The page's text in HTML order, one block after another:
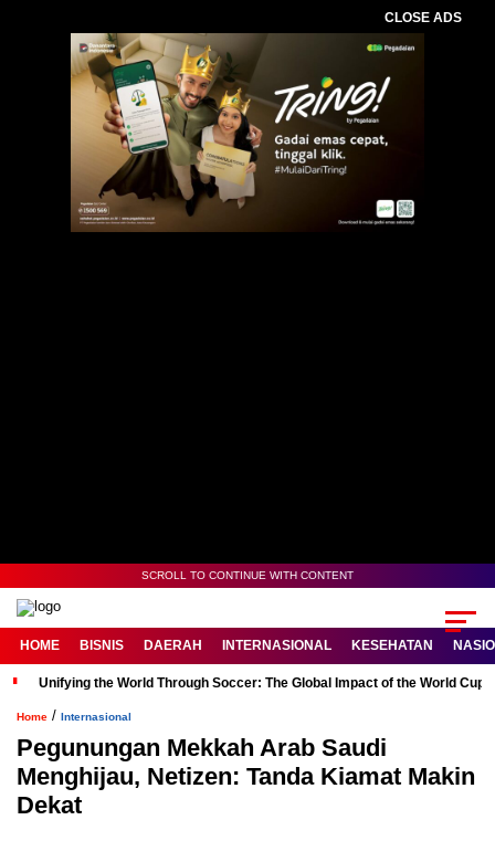
CLOSE ADS
SCROLL TO CONTINUE WITH CONTENT
HOME BISNIS DAERAH INTERNASIONAL KESEHATAN
Unifying the World Through Soccer: The Global Impact of the World Cup
Home / Internasional
Pegunungan Mekkah Arab Saudi
Menghijau, Netizen: Tanda Kiamat Makin
Dekat